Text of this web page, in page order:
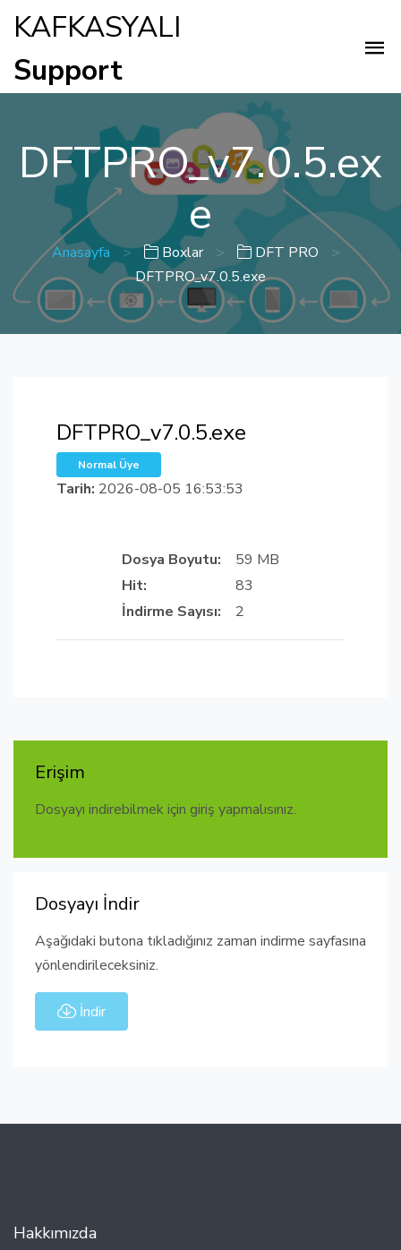
KAFKASYALI
Support
DFTPRO_v7.0.5.ex
e
Anasayfa > Boxlar > DFT PRO
>
DFTPRO_v7.0.5.exe
DFTPRO_v7.0.5.exe
Normal Üye
Tarih: 2026-08-05 16:53:53
Dosya Boyutu:
59 MB
Hit:
83
İndirme Sayısı:
2
Erişim
Dosyayı indirebilmek için giriş yapmalısınız.
Dosyayı İndir
Aşağıdaki butona tıkladığınız zaman indirme sayfasına
yönlendirileceksiniz.
İndir
Hakkımızda